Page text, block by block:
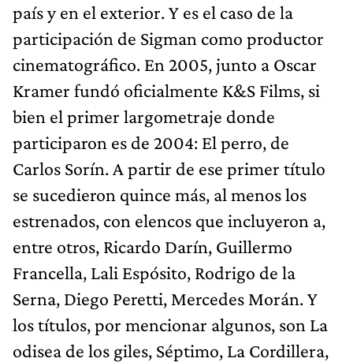
país y en el exterior. Y es el caso de la
participación de Sigman como productor
cinematográfico. En 2005, junto a Oscar
Kramer fundó oficialmente K&S Films, si
bien el primer largometraje donde
participaron es de 2004: El perro, de
Carlos Sorín. A partir de ese primer título
se sucedieron quince más, al menos los
estrenados, con elencos que incluyeron a,
entre otros, Ricardo Darín, Guillermo
Francella, Lali Espósito, Rodrigo de la
Serna, Diego Peretti, Mercedes Morán. Y
los títulos, por mencionar algunos, son La
odisea de los giles, Séptimo, La Cordillera,